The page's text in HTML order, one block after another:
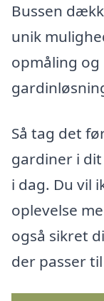
Bussen
unik
opmåling
Så tag det
gardiner i
i dag. Du vil
oplevelse
også sikret
der passer